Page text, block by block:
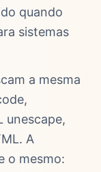
quando
sistemas
a mesma
unescape,
A
o mesmo: